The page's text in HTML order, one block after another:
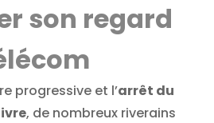
son regard
progressive et l’arrêt du
, de nombreux riverains